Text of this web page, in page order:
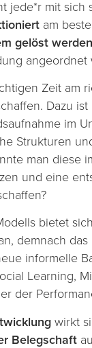
jede*r mit sich
am
gelöst
angeordnet
Zeit am
Dazu ist
im
Strukturen
man diese
und eine
bietet
demnach
informelle
Learning,
der
wirkt
Belegschaft